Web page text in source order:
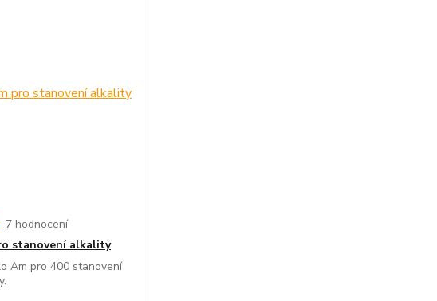
7 hodnocení
stanovení alkality
Am pro 400 stanovení